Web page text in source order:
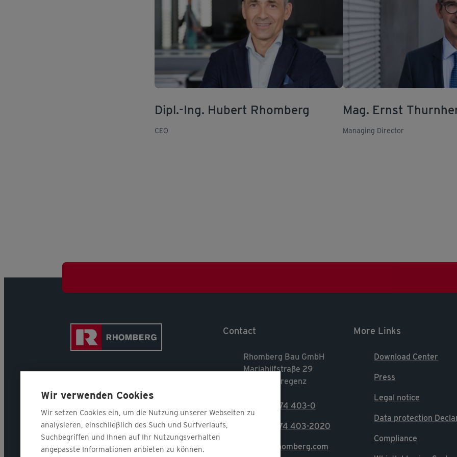
Dipl.-Ing. Hubert Rhomberg
CEO
Mag. Ernst
Managing Director
Contact
Rhomberg Bau GmbH
Mariahilfstraße 29
A-6900 Bregenz
T. +43 5574 403-0
F. +43 5574 403-2020
E. info@rhomberg.com
More Links
Download Center
Press
Legal notice
Data protection
Compliance
Wir verwenden Cookies
Wir setzen Cookies ein, um die Nutzung unserer Webseiten zu
analysieren, einschließlich des Such und Surfverlaufs,
Suchbegriffen und Ihnen auf Ihr Nutzungsverhalten
angepasste Informationen anbieten zu können.